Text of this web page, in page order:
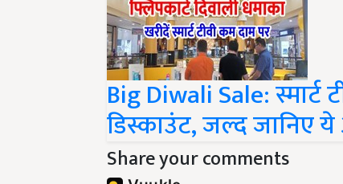
Big Diwali Sale: स्मार्ट
डिस्काउंट, जल्द जानिए
Share your comments